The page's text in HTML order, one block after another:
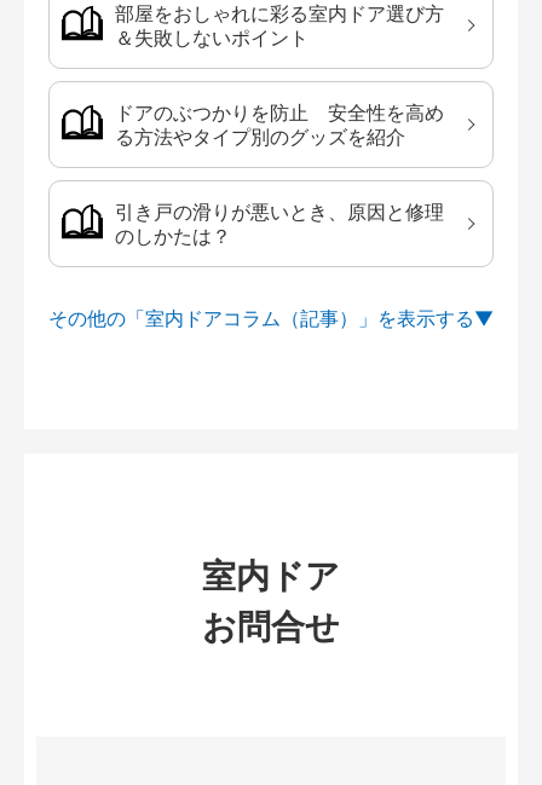
部屋をおしゃれに彩る室内ドア選び方
＆失敗しないポイント
ドアのぶつかりを防止 安全性を高め
る方法やタイプ別のグッズを紹介
引き戸の滑りが悪いとき、原因と修理
のしかたは？
その他の「室内ドアコラム（記事）」を
室内ドア
お問合せ